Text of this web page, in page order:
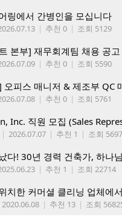
링에서 간병인을 모십니다
| 추천 0 | 조회 5129
| 추천 0 | 조회 5590
| 추천 0 | 조회 5761
Inc. 직원 모집 (Sales
| 2026.07.07 | 추천 1 | 조회 5697
| 추천 1 | 조회 22714
2020.06.08 | 추천 13 | 조회